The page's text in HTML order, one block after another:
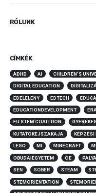
RÓLUNK
CÍMKÉK
ADHD AI CHILDREN'S
DIGITAL EDUCATION
EDELELENY EDTECH
EDUCATIONDEVELOPMENT
EU STEM COALITION
KUTATOKEJSZAKAJA KÉPZÉSI
LEGO MI MINECRAFT
OBUDAIEGYETEM OE
SEN SOBER STEAM
STEMORIENTATION